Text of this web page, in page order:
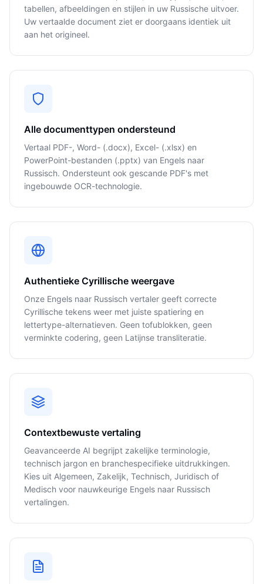
tabellen, afbeeldingen en stijlen in uw Russische uitvoer.
Uw vertaalde document ziet er doorgaans identiek uit
aan het origineel.
Alle documenttypen ondersteund
Vertaal PDF-, Word- (.docx), Excel- (.xlsx) en
PowerPoint-bestanden (.pptx) van Engels naar
Russisch. Ondersteunt ook gescande PDF's met
ingebouwde OCR-technologie.
Authentieke Cyrillische weergave
Onze Engels naar Russisch vertaler geeft correcte
Cyrillische tekens weer met juiste spatiering en
lettertype-alternatieven. Geen tofublokken, geen
verminkte codering, geen Latijnse transliteratie.
Contextbewuste vertaling
Geavanceerde AI begrijpt zakelijke terminologie,
technisch jargon en branchespecifieke uitdrukkingen.
Kies uit Algemeen, Zakelijk, Technisch, Juridisch of
Medisch voor nauwkeurige Engels naar Russisch
vertalingen.